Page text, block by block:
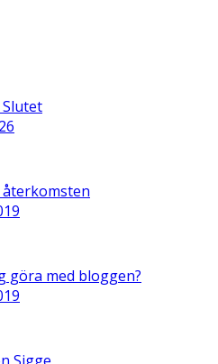
göra med bloggen?